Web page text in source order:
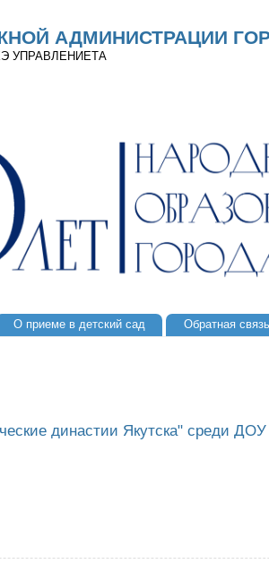
АДМИНИСТРАЦИИ
УПРАВЛЕНИЕТА
О приеме в детский сад Обратная связь
династии Якутска" среди ДОУ